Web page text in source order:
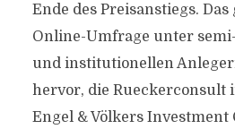
Ende des Preisanstiegs.
Online-Umfrage unter
und institutionellen
hervor, die Rueckerconsult
Engel & Völkers Investment